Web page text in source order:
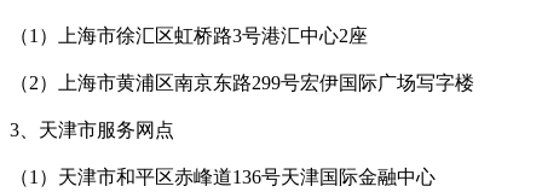
（1）上海市徐汇区虹桥路3号港汇中心2座
（2）上海市黄浦区南京东路299号宏伊国际广场写字楼
3、天津市服务网点
（1）天津市和平区赤峰道136号天津国际金融中心